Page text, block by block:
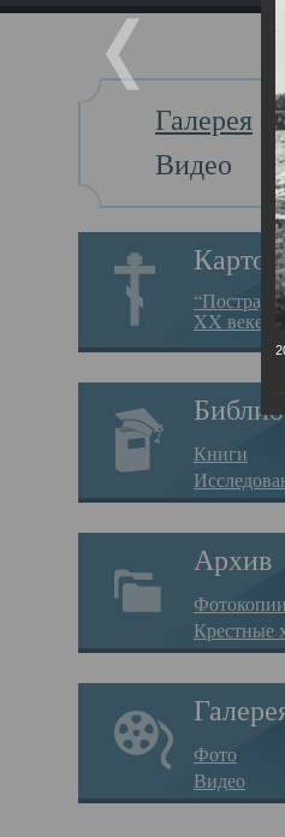
Галерея
Видео
XX веке
Книги
Архив
Крестные
Фото
Видео